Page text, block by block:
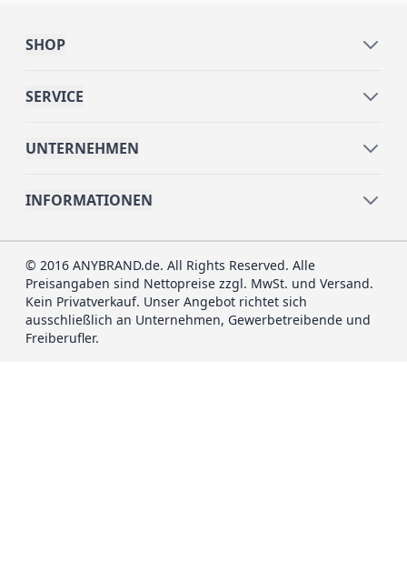
SHOP
SERVICE
UNTERNEHMEN
INFORMATIONEN
© 2016 ANYBRAND.de. All Rights Reserved. Alle
Preisangaben sind Nettopreise zzgl. MwSt. und Versand.
Kein Privatverkauf. Unser Angebot richtet sich
ausschließlich an Unternehmen, Gewerbetreibende und
Freiberufler.